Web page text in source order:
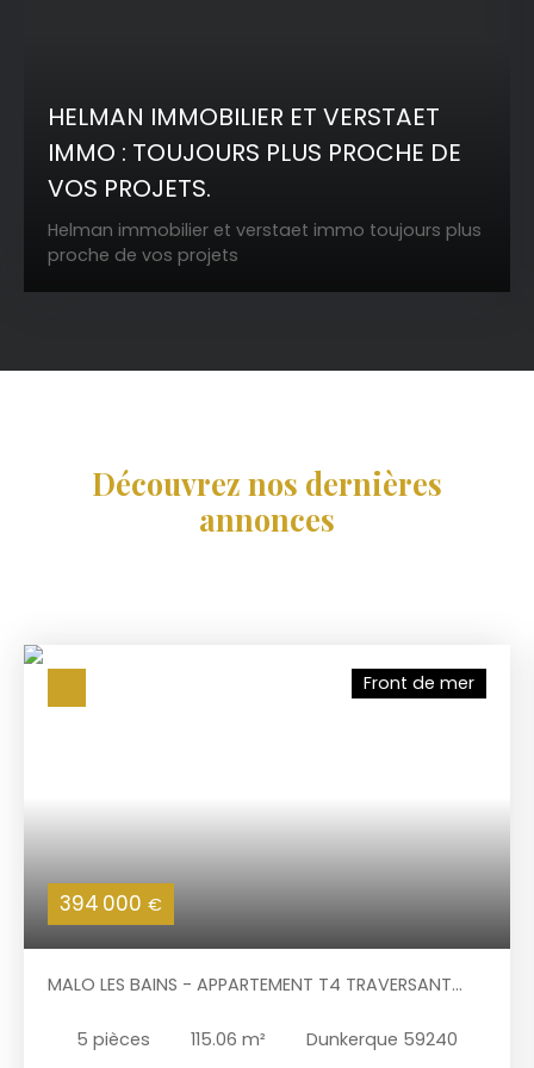
HELMAN IMMOBILIER ET VERSTAET
IMMO : TOUJOURS PLUS PROCHE DE
VOS PROJETS.
Helman immobilier et verstaet immo toujours plus
proche de vos projets
Découvrez nos dernières
annonces
394 000 €
Front de mer
MALO LES BAINS - APPARTEMENT T4 TRAVERSANT
ASCENSEUR, À 3 KM DU CENTRE DE DUNKERQUE
5 pièces 115.06 m² Dunkerque 59240